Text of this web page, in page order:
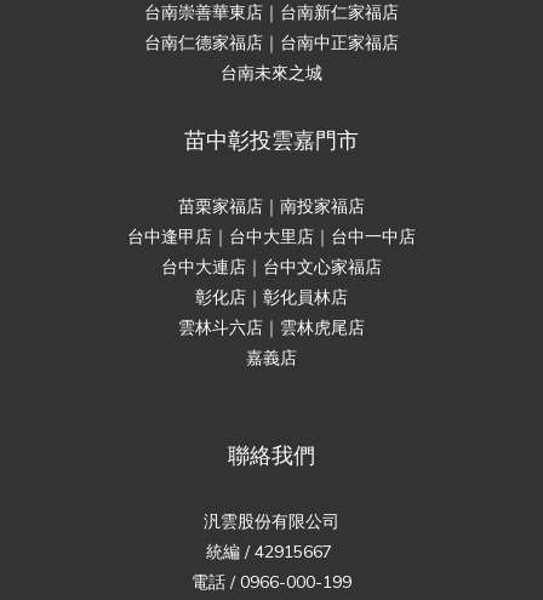
台南崇善華東店｜台南新仁家福店
台南仁德家福店｜台南中正家福店
台南未來之城
苗中彰投雲嘉門市
苗栗家福店｜南投家福店
台中逢甲店｜台中大里店｜台中一中店
台中大連店｜台中文心家福店
彰化店｜彰化員林店
雲林斗六店｜雲林虎尾店
嘉義店
聯絡我們
汎雲股份有限公司
統編 / 42915667
電話 / 0966-000-199